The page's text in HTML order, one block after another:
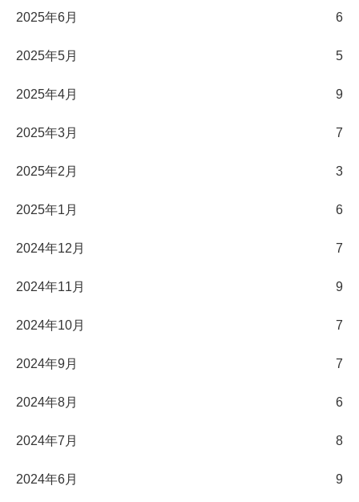
2025年6月 6
2025年5月 5
2025年4月 9
2025年3月 7
2025年2月 3
2025年1月 6
2024年12月 7
2024年11月 9
2024年10月 7
2024年9月 7
2024年8月 6
2024年7月 8
2024年6月 9